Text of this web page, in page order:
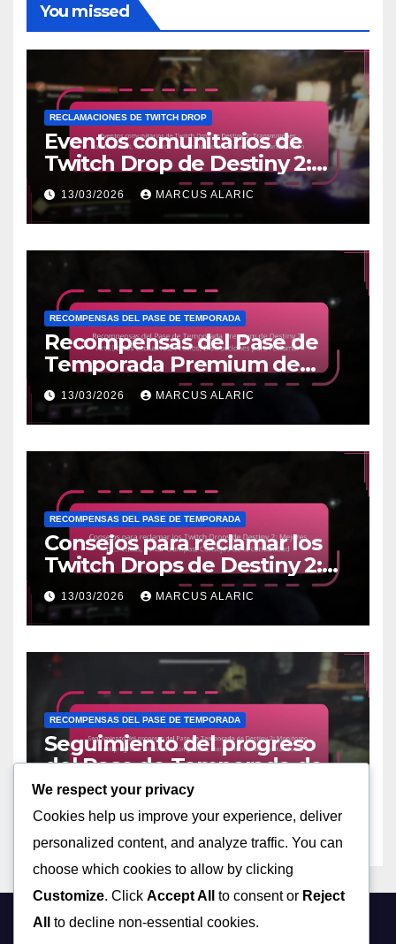
You missed
RECLAMACIONES DE TWITCH DROP
Eventos comunitarios de
Twitch Drop de Destiny 2:
Transmisiones colaborativas,
Reclamación de
bonificaciones, Consejos de
participación
13/03/2026 MARCUS ALARIC
RECOMPENSAS DEL PASE DE TEMPORADA
Recompensas del Pase de
Temporada Premium de
Destiny 2: Artículos
exclusivos, Precios,
Instrucciones para reclamar
13/03/2026 MARCUS ALARIC
RECOMPENSAS DEL PASE DE TEMPORADA
Consejos para reclamar los
Twitch Drops de Destiny 2:
Mejores prácticas, Evitar
trampas, Consejos de la
comunidad
13/03/2026 MARCUS ALARIC
RECOMPENSAS DEL PASE DE TEMPORADA
Seguimiento del progreso
del Pase de Temporada de
Destiny 2: Monitoreo del
progreso, Hitos de
recompensas, Herramientas
comunitarias
13/03/2026 MARCUS ALARIC
We respect your privacy
Cookies help us improve your experience, deliver
personalized content, and analyze traffic. You can
choose which cookies to allow by clicking
Customize. Click Accept All to consent or Reject
All
to decline non-essential cookies.